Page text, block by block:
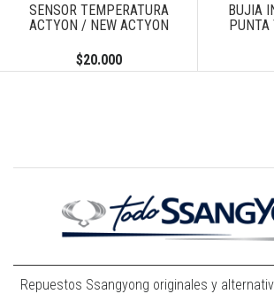
SENSOR TEMPERATURA
ACTYON / NEW ACTYON
$20.000
BUJIA
PUNTA
Repuestos Ssangyong originales y